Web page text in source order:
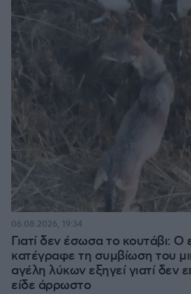
Γιατί δεν έσωσα το κουτάβι: Ο
κατέγραφε τη συμβίωση του
αγέλη λύκων εξηγεί γιατί δεν
είδε άρρωστο
06.08.2026, 19:34